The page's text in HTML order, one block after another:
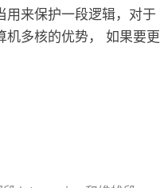
用来保护一段逻辑，对于
机多核的优势， 如果要更